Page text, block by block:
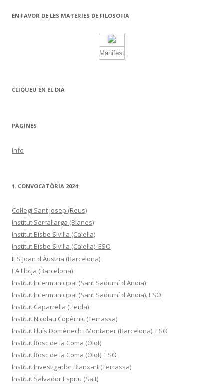
EN FAVOR DE LES MATÈRIES DE FILOSOFIA
Manifest
CLIQUEU EN EL DIA
PÀGINES
Info
1. CONVOCATÒRIA 2024
Col·legi Sant Josep (Reus)
Institut Serrallarga (Blanes)
Institut Bisbe Sivilla (Calella)
Institut Bisbe Sivilla (Calella). ESO
IES Joan d'Àustria (Barcelona)
EA Llotja (Barcelona)
Institut Intermunicipal (Sant Sadurní d'Anoia)
Institut Intermunicipal (Sant Sadurní d'Anoia). ESO
Institut Caparrella (Lleida)
Institut Nicolau Copèrnic (Terrassa)
Institut Lluís Domènech i Montaner (Barcelona). ESO
Institut Bosc de la Coma (Olot)
Institut Bosc de la Coma (Olot). ESO
Institut Investigador Blanxart (Terrassa)
Institut Salvador Espriu (Salt)